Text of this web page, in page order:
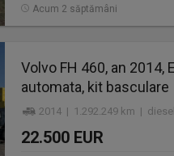
Acum 2 săptămâni
Volvo FH 460, an 2014,
automata, kit basculare
2014 | 1.292.249 km | diesel
22.500 EUR